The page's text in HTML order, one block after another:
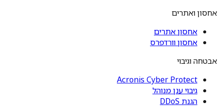
אחסון ואתרים
אחסון אתרים
אחסון וורדפרס
אבטחה וגיבוי
Acronis Cyber Protect
גיבוי ענן מנוהל
הגנת DDoS